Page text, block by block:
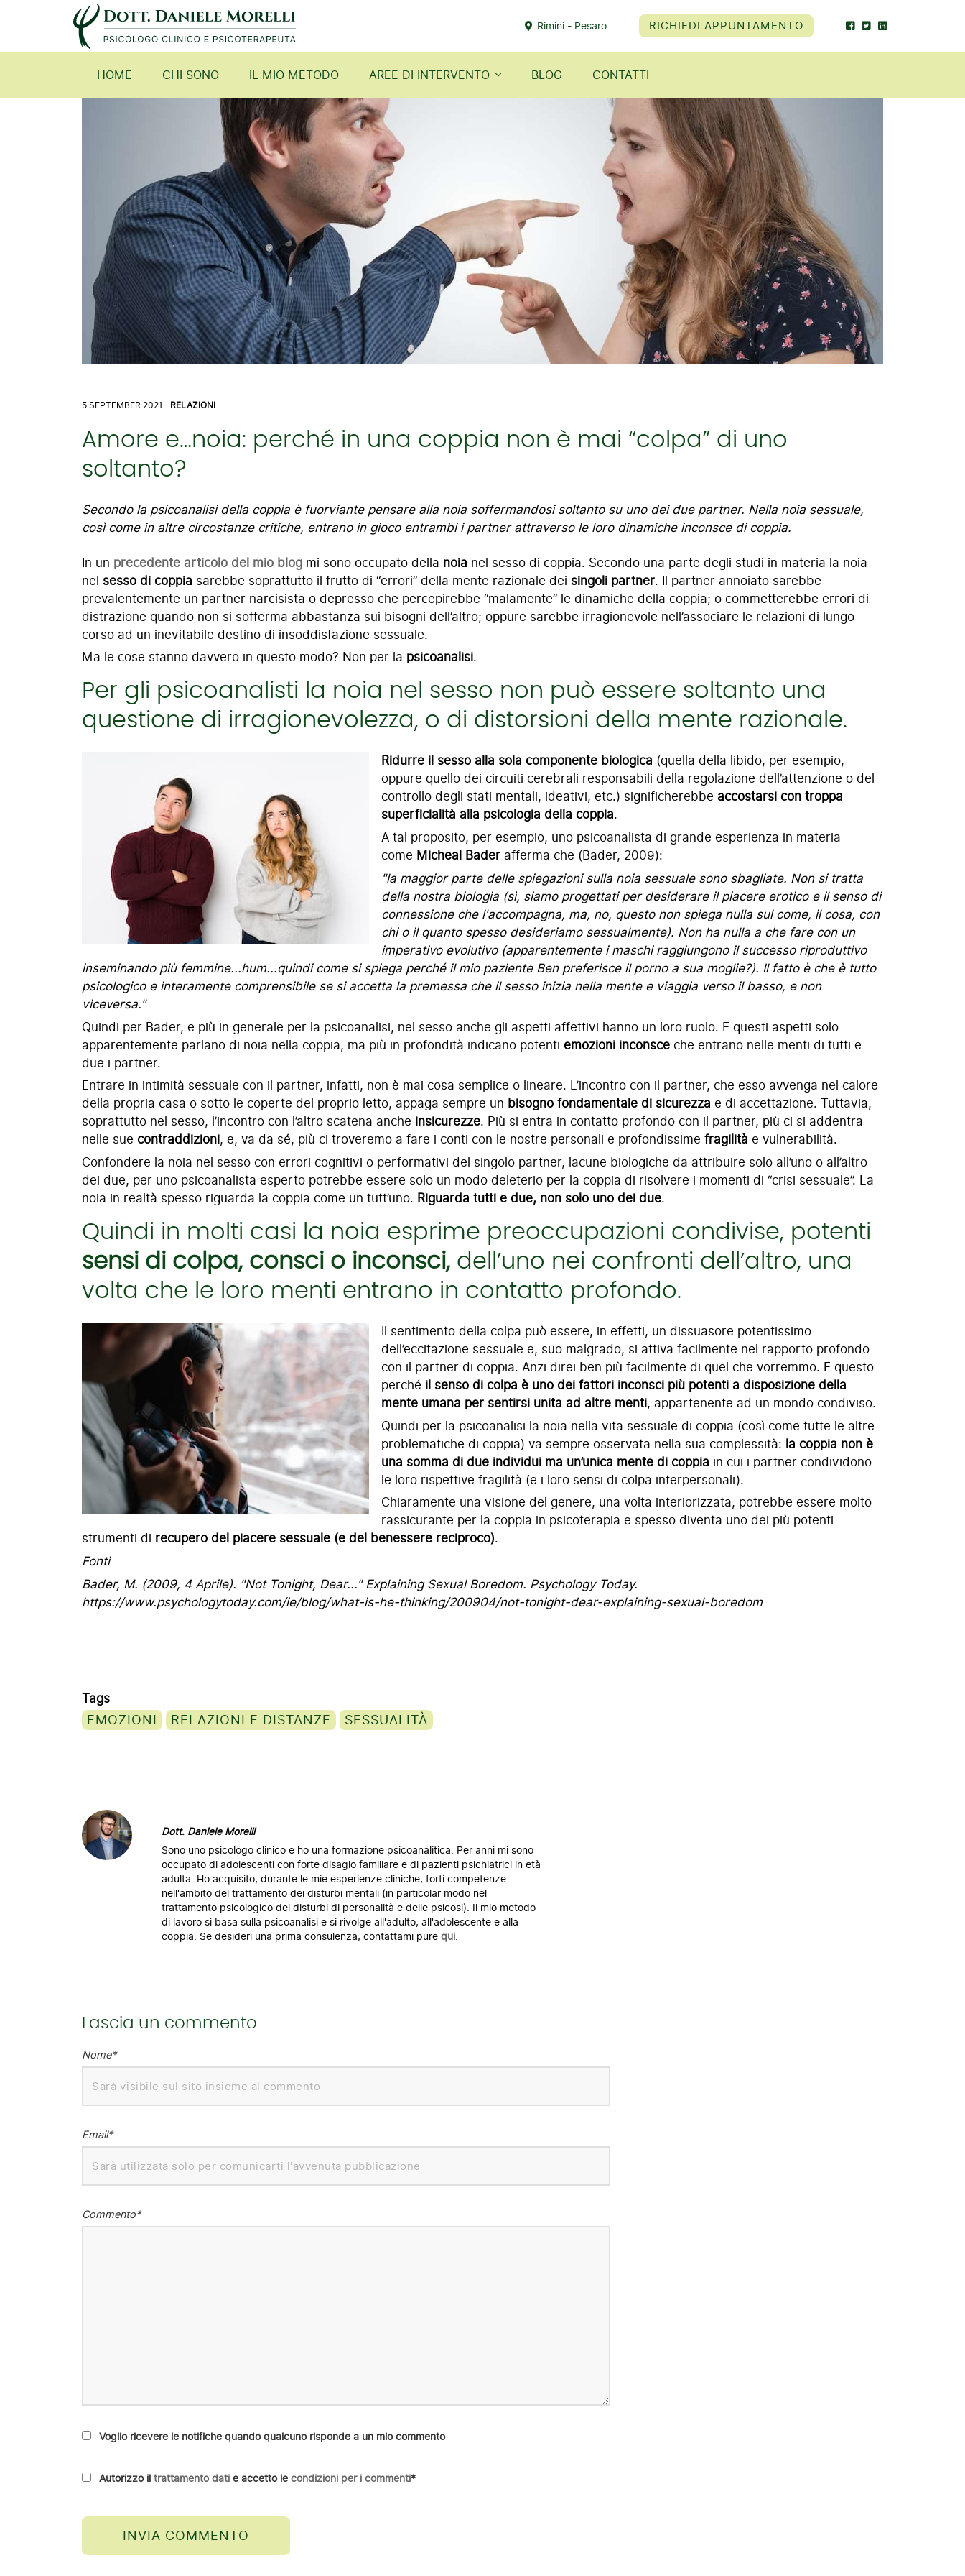
Rimini - Pesaro RICHIEDI APPUNTAMENTO
HOME CHI SONO IL MIO METODO AREE DI INTERVENTO BLOG CONTATTI
5 SEPTEMBER 2021 RELAZIONI
Amore e…noia: perché in una coppia non è mai “colpa” di uno
soltanto?
Secondo la psicoanalisi della coppia è fuorviante pensare alla noia soffermandosi soltanto su uno dei due partner. Nella noia sessuale,
così come in altre circostanze critiche, entrano in gioco entrambi i partner attraverso le loro dinamiche inconsce di coppia.
In un precedente articolo del mio blog mi sono occupato della noia nel sesso di coppia. Secondo una parte degli studi in materia la noia
nel sesso di coppia sarebbe soprattutto il frutto di “errori” della mente razionale dei singoli partner. Il partner annoiato sarebbe
prevalentemente un partner narcisista o depresso che percepirebbe “malamente” le dinamiche della coppia; o commetterebbe errori di
distrazione quando non si sofferma abbastanza sui bisogni dell’altro; oppure sarebbe irragionevole nell’associare le relazioni di lungo
corso ad un inevitabile destino di insoddisfazione sessuale.
Ma le cose stanno davvero in questo modo? Non per la psicoanalisi.
Per gli psicoanalisti la noia nel sesso non può essere soltanto una
questione di irragionevolezza, o di distorsioni della mente razionale.
Ridurre il sesso alla sola componente biologica (quella della libido, per esempio,
oppure quello dei circuiti cerebrali responsabili della regolazione dell’attenzione o del
controllo degli stati mentali, ideativi, etc.) significherebbe accostarsi con troppa
superficialità alla psicologia della coppia.
A tal proposito, per esempio, uno psicoanalista di grande esperienza in materia
come Micheal Bader afferma che (Bader, 2009):
"la maggior parte delle spiegazioni sulla noia sessuale sono sbagliate. Non si tratta
della nostra biologia (sì, siamo progettati per desiderare il piacere erotico e il senso di
connessione che l'accompagna, ma, no, questo non spiega nulla sul come, il cosa, con
chi o il quanto spesso desideriamo sessualmente). Non ha nulla a che fare con un
imperativo evolutivo (apparentemente i maschi raggiungono il successo riproduttivo
inseminando più femmine...hum...quindi come si spiega perché il mio paziente Ben preferisce il porno a sua moglie?). Il fatto è che è tutto
psicologico e interamente comprensibile se si accetta la premessa che il sesso inizia nella mente e viaggia verso il basso, e non
viceversa."
Quindi per Bader, e più in generale per la psicoanalisi, nel sesso anche gli aspetti affettivi hanno un loro ruolo. E questi aspetti solo
apparentemente parlano di noia nella coppia, ma più in profondità indicano potenti emozioni inconsce che entrano nelle menti di tutti e
due i partner.
Entrare in intimità sessuale con il partner, infatti, non è mai cosa semplice o lineare. L’incontro con il partner, che esso avvenga nel calore
della propria casa o sotto le coperte del proprio letto, appaga sempre un bisogno fondamentale di sicurezza e di accettazione. Tuttavia,
soprattutto nel sesso, l’incontro con l’altro scatena anche insicurezze. Più si entra in contatto profondo con il partner, più ci si addentra
nelle sue contraddizioni, e, va da sé, più ci troveremo a fare i conti con le nostre personali e profondissime fragilità e vulnerabilità.
Confondere la noia nel sesso con errori cognitivi o performativi del singolo partner, lacune biologiche da attribuire solo all’uno o all’altro
dei due, per uno psicoanalista esperto potrebbe essere solo un modo deleterio per la coppia di risolvere i momenti di “crisi sessuale”. La
noia in realtà spesso riguarda la coppia come un tutt’uno. Riguarda tutti e due, non solo uno dei due.
Quindi in molti casi la noia esprime preoccupazioni condivise, potenti
sensi di colpa, consci o inconsci, dell’uno nei confronti dell’altro, una
volta che le loro menti entrano in contatto profondo.
Il sentimento della colpa può essere, in effetti, un dissuasore potentissimo
dell’eccitazione sessuale e, suo malgrado, si attiva facilmente nel rapporto profondo
con il partner di coppia. Anzi direi ben più facilmente di quel che vorremmo. E questo
perché il senso di colpa è uno dei fattori inconsci più potenti a disposizione della
mente umana per sentirsi unita ad altre menti, appartenente ad un mondo condiviso.
Quindi per la psicoanalisi la noia nella vita sessuale di coppia (così come tutte le altre
problematiche di coppia) va sempre osservata nella sua complessità: la coppia non è
una somma di due individui ma un’unica mente di coppia in cui i partner condividono
le loro rispettive fragilità (e i loro sensi di colpa interpersonali).
Chiaramente una visione del genere, una volta interiorizzata, potrebbe essere molto
rassicurante per la coppia in psicoterapia e spesso diventa uno dei più potenti
strumenti di recupero del piacere sessuale (e del benessere reciproco).
Fonti
Bader, M. (2009, 4 Aprile). "Not Tonight, Dear..." Explaining Sexual Boredom. Psychology Today.
https://www.psychologytoday.com/ie/blog/what-is-he-thinking/200904/not-tonight-dear-explaining-sexual-boredom
Tags
EMOZIONI RELAZIONI E DISTANZE SESSUALITÀ
Dott. Daniele Morelli
Sono uno psicologo clinico e ho una formazione psicoanalitica. Per anni mi sono
occupato di adolescenti con forte disagio familiare e di pazienti psichiatrici in età
adulta. Ho acquisito, durante le mie esperienze cliniche, forti competenze
nell'ambito del trattamento dei disturbi mentali (in particolar modo nel
trattamento psicologico dei disturbi di personalità e delle psicosi). Il mio metodo
di lavoro si basa sulla psicoanalisi e si rivolge all'adulto, all'adolescente e alla
coppia. Se desideri una prima consulenza, contattami pure qui.
Lascia un commento
Nome*
Email*
Commento*
Voglio ricevere le notifiche quando qualcuno risponde a un mio commento
Autorizzo iltrattamento dati e accetto lecondizioni per i commenti*